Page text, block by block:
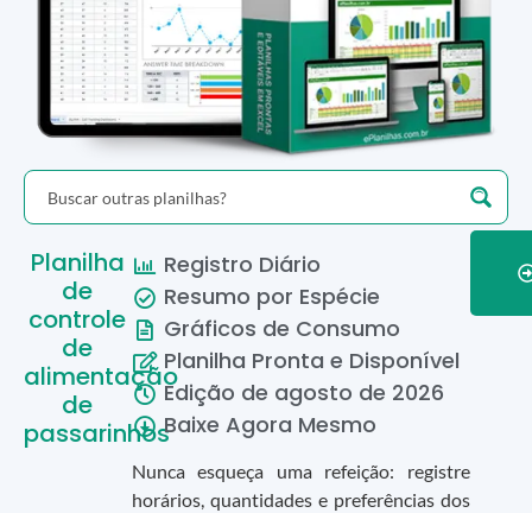
Planilha
de
controle
de
alimentação
de
passarinhos
Registro Diário
Resumo por Espécie
Gráficos de Consumo
Planilha Pronta e Disponível
Edição de agosto de 2026
Baixe Agora Mesmo
Nunca esqueça uma refeição: registre
horários, quantidades e preferências dos